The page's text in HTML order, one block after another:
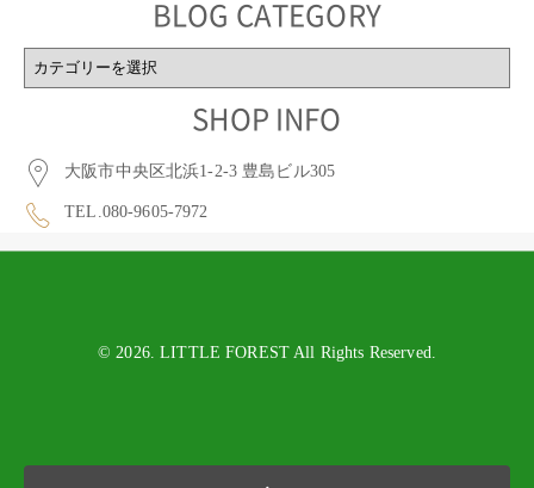
BLOG CATEGORY
BLOG
CATEGORY
SHOP INFO
大阪市中央区北浜1-2-3 豊島ビル305
TEL.080-9605-7972
© 2026. LITTLE FOREST All Rights Reserved.